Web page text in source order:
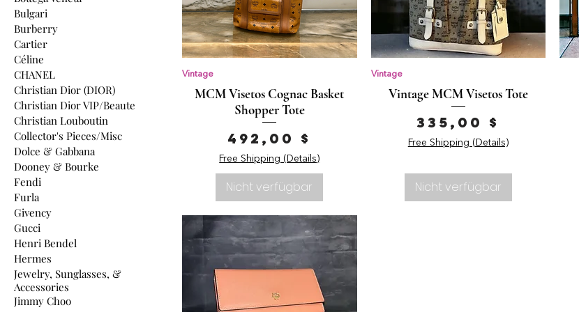
Bulgari
Burberry
Cartier
Céline
CHANEL
Christian Dior (DIOR)
Christian Dior VIP/Beaute
Christian Louboutin
Collector's Pieces/Misc
Dolce & Gabbana
Dooney & Bourke
Fendi
Furla
Givency
Gucci
Henri Bendel
Hermes
Jewelry, Sunglasses, &
Accessories
Jimmy Choo
Vintage
MCM Visetos Cognac Basket
Shopper Tote
Preis
492,00 $
Free Shipping (Details)
Nicht verfügbar
Vintage
Vintage MCM Visetos Tote
Preis
335,00 $
Free Shipping (Details)
Nicht verfügbar